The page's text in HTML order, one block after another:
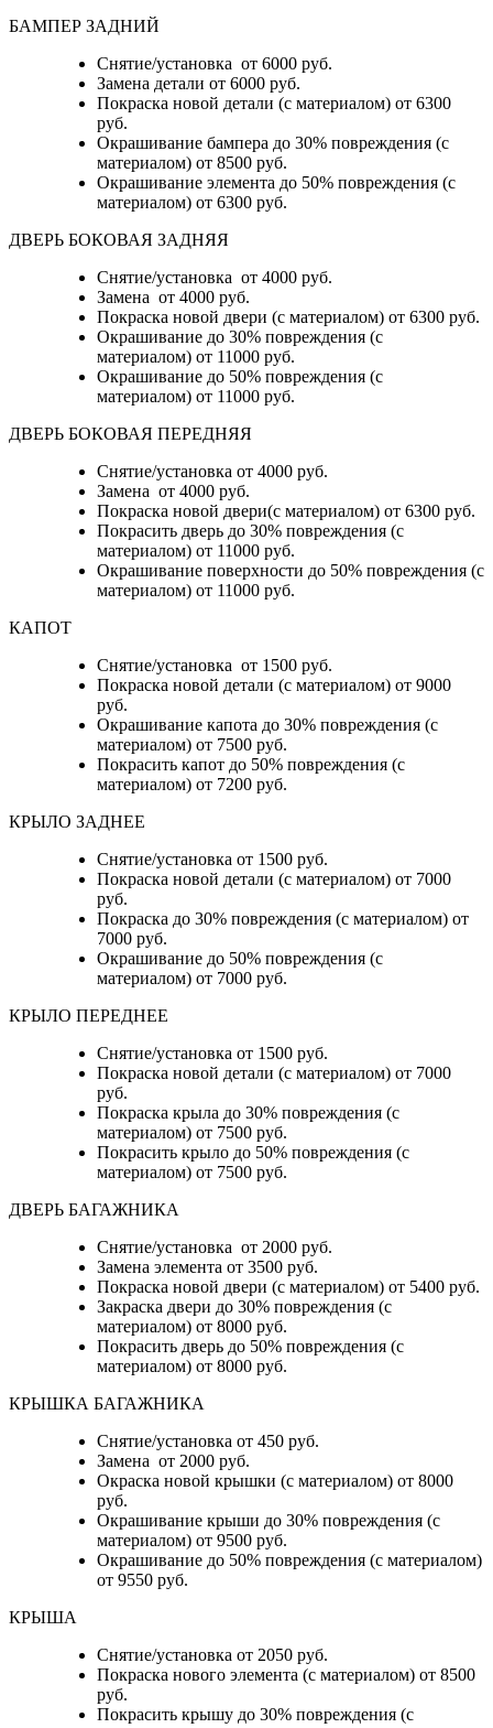
БАМПЕР ЗАДНИЙ
Снятие/установка от 6000 руб.
Замена детали от 6000 руб.
Покраска новой детали (с материалом) от 6300
руб.
Окрашивание бампера до 30% повреждения (с
материалом) от 8500 руб.
Окрашивание элемента до 50% повреждения (с
материалом) от 6300 руб.
ДВЕРЬ БОКОВАЯ ЗАДНЯЯ
Снятие/установка от 4000 руб.
Замена от 4000 руб.
Покраска новой двери (с материалом) от 6300 руб.
Окрашивание до 30% повреждения (с
материалом) от 11000 руб.
Окрашивание до 50% повреждения (с
материалом) от 11000 руб.
ДВЕРЬ БОКОВАЯ ПЕРЕДНЯЯ
Снятие/установка от 4000 руб.
Замена от 4000 руб.
Покраска новой двери(с материалом) от 6300 руб.
Покрасить дверь до 30% повреждения (с
материалом) от 11000 руб.
Окрашивание поверхности до 50% повреждения (с
материалом) от 11000 руб.
КАПОТ
Снятие/установка от 1500 руб.
Покраска новой детали (с материалом) от 9000
руб.
Окрашивание капота до 30% повреждения (с
материалом) от 7500 руб.
Покрасить капот до 50% повреждения (с
материалом) от 7200 руб.
КРЫЛО ЗАДНЕЕ
Снятие/установка от 1500 руб.
Покраска новой детали (с материалом) от 7000
руб.
Покраска до 30% повреждения (с материалом) от
7000 руб.
Окрашивание до 50% повреждения (с
материалом) от 7000 руб.
КРЫЛО ПЕРЕДНЕЕ
Снятие/установка от 1500 руб.
Покраска новой детали (с материалом) от 7000
руб.
Покраска крыла до 30% повреждения (с
материалом) от 7500 руб.
Покрасить крыло до 50% повреждения (с
материалом) от 7500 руб.
ДВЕРЬ БАГАЖНИКА
Снятие/установка от 2000 руб.
Замена элемента от 3500 руб.
Покраска новой двери (с материалом) от 5400 руб.
Закраска двери до 30% повреждения (с
материалом) от 8000 руб.
Покрасить дверь до 50% повреждения (с
материалом) от 8000 руб.
КРЫШКА БАГАЖНИКА
Снятие/установка от 450 руб.
Замена от 2000 руб.
Окраска новой крышки (с материалом) от 8000
руб.
Окрашивание крыши до 30% повреждения (с
материалом) от 9500 руб.
Окрашивание до 50% повреждения (с материалом)
от 9550 руб.
КРЫША
Снятие/установка от 2050 руб.
Покраска нового элемента (с материалом) от 8500
руб.
Покрасить крышу до 30% повреждения (с